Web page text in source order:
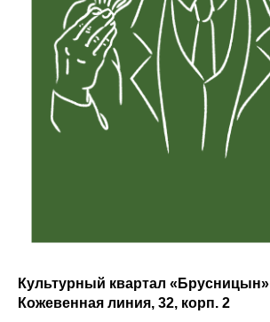
Культурный квартал «Брусницын»
Кожевенная линия, 32, корп. 2